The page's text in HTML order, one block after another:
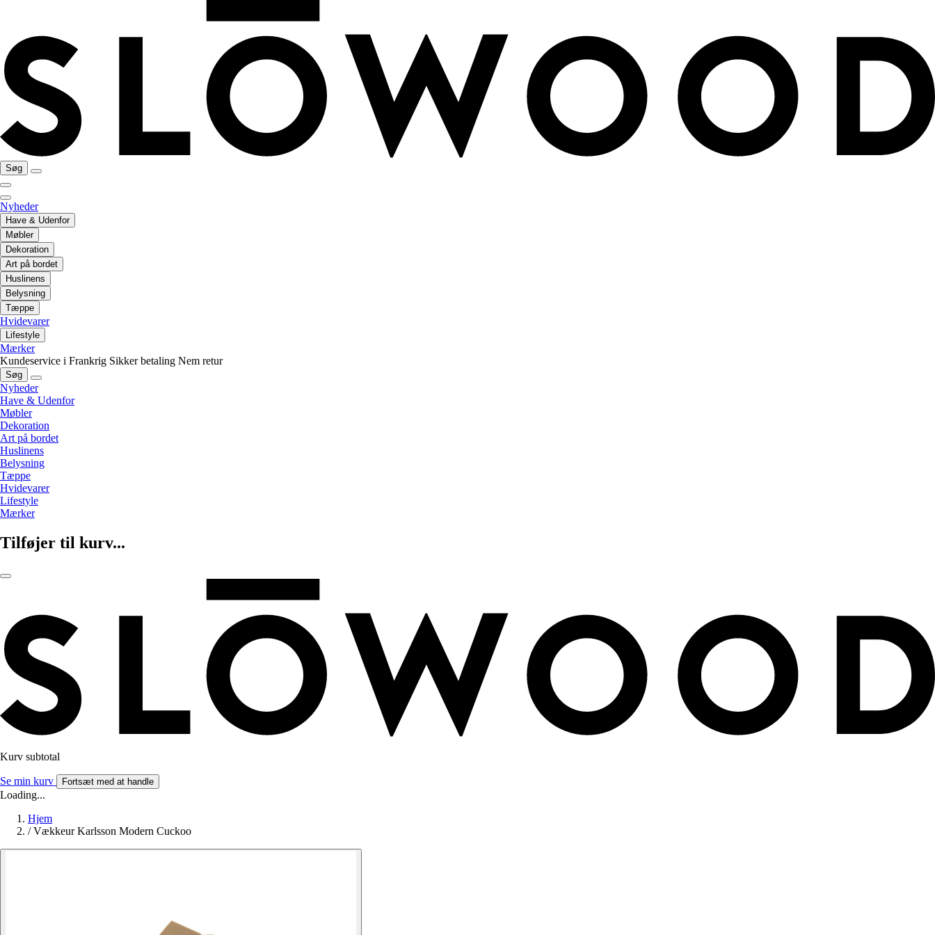
Søg
Nyheder
Have & Udenfor
Møbler
Dekoration
Art på bordet
Huslinens
Belysning
Tæppe
Hvidevarer
Lifestyle
Mærker
Kundeservice i Frankrig Sikker betaling Nem retur
Søg
Nyheder
Have & Udenfor
Møbler
Dekoration
Art på bordet
Huslinens
Belysning
Tæppe
Hvidevarer
Lifestyle
Mærker
Tilføjer til kurv...
Kurv subtotal
Se min kurv Fortsæt med at handle
Loading...
Hjem
/ Vækkeur Karlsson Modern Cuckoo